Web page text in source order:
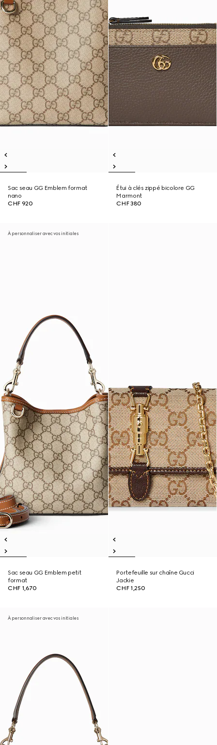
Sac seau GG Emblem format
nano
CHF 920
Étui à clés zippé bicolore GG
Marmont
CHF 380
À personnaliser avec vos initiales
Sac seau GG Emblem petit
format
CHF 1,670
Portefeuille sur chaîne Gucci
Jackie
CHF 1,250
À personnaliser avec vos initiales